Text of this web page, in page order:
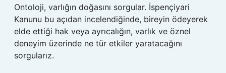
Ontoloji, varlığın doğasını sorgular. İspençiyari
Kanunu bu açıdan incelendiğinde, bireyin ödeyerek
elde ettiği hak veya ayrıcalığın, varlık ve öznel
deneyim üzerinde ne tür etkiler yaratacağını
sorgularız.